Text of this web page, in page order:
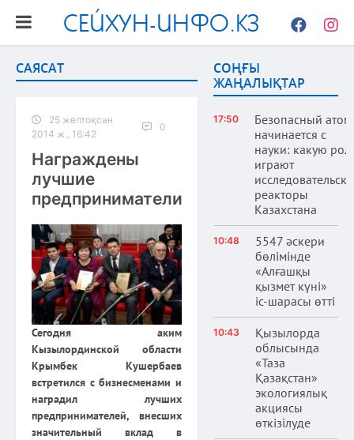
СЕЙХУН-ИНФО.КЗ
Facebook
САЯСАТ
25 желтоқсан
2014 ж., 16:42
0
Награждены
лучшие
предприниматели
Сегодня аким
Кызылординской области
Крымбек Кушербаев
встретился с бизнесменами и
наградил лучших
предпринимателей, внесших
значительный вклад в
СОҢҒЫ
ЖАҢАЛЫҚТАР
17:50
Безопасный атом
начинается с
науки: какую
играют
реакторы
Казахстана
10:48
5547 әскери
бөлімінде
«Алғашқы
қызмет күні»
іс-шарасы өтті
10:43
Қызылорда
облысында
«Таза
Қазақстан»
экологиялық
акциясы
өткізілуде